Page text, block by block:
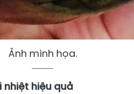
Ảnh minh họa.
nhiệt hiệu quả